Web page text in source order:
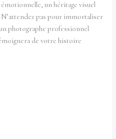
un héritage visuel
pas pour immortaliser
photographe professionnel
de votre histoire